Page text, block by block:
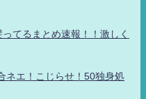
てるまとめ速報！！激しく
ネエ！こじらせ！50独身処